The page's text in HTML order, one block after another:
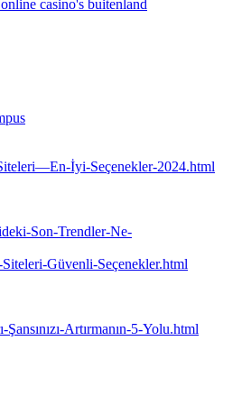
casino's buitenland
İyi-Seçenekler-2024.html
Son-Trendler-Ne-
Güvenli-Seçenekler.html
Artırmanın-5-Yolu.html